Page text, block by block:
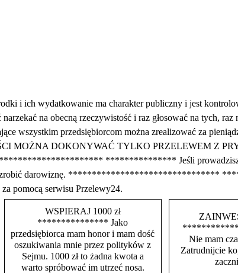
ich wydatkowanie ma charakter publiczny i jest
na obecną rzeczywistość i raz głosować na tych, raz
wszystkim przedsiębiorcom można zrealizować za
DOKONYWAĆ TYLKO PRZELEWEM Z
*************** Jeśli prowadzisz
zrobić darowiznę. ********************************
pomocą serwisu Przelewy24.
WSPIERAJ 1000 zł
*************** Jako
przedsiębiorca mam honor i mam dość
oszukiwania mnie przez polityków z
Sejmu. 1000 zł to żadna kwota a
warto spróbować im utrzeć nosa.
Nie mam
Zatrudnijcie